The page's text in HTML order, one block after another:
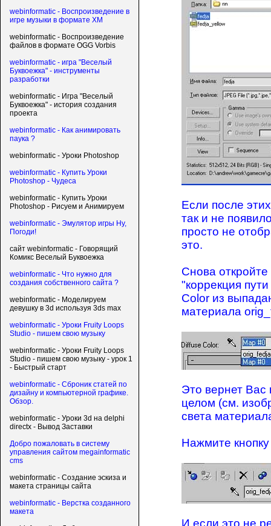
webinformatic - Воспроизведение в
игре музыки в формате XM
webinformatic - Воспроизведение
файлов в формате OGG Vorbis
webinformatic - игра "Веселый
Буквоежка" - инструменты
разработки
webinformatic - Игра "Веселый
Буквоежка" - история создания
проекта
webinformatic - Как анимировать
паука ?
webinformatic - Уроки Photoshop
webinformatic - Купить Уроки
Photoshop - Чудеса
webinformatic - Купить Уроки
Photoshop - Рисуем и Анимируем
webinformatic - Эмулятор игры Ну,
Погоди!
сайт webinformatic - Говорящий
Комикс Веселый Буквоежка
webinformatic - Что нужно для
создания собственного сайта ?
webinformatic - Моделируем
девушку в 3d используя 3ds max
webinformatic - Уроки Fruity Loops
Studio - пишем свою музыку
webinformatic - Уроки Fruity Loops
Studio - пишем свою музыку - урок 1
- Быстрый старт
webinformatic - Сброник статей по
дизайну и компьютерной графике.
Обзор.
webinformatic - Уроки 3d на delphi
directx - Вывод Заставки
Добро пожаловать в систему
управления сайтом megainformatic
cms
webinformatic - Создание эскиза и
макета страницы сайта
webinformatic - Верстка созданного
макета
Если после
так и не
просто не
это.
Снова
"коррекция
Color из
материала
Это вернет Вас
целом (см.
света
Нажмите
И если это не